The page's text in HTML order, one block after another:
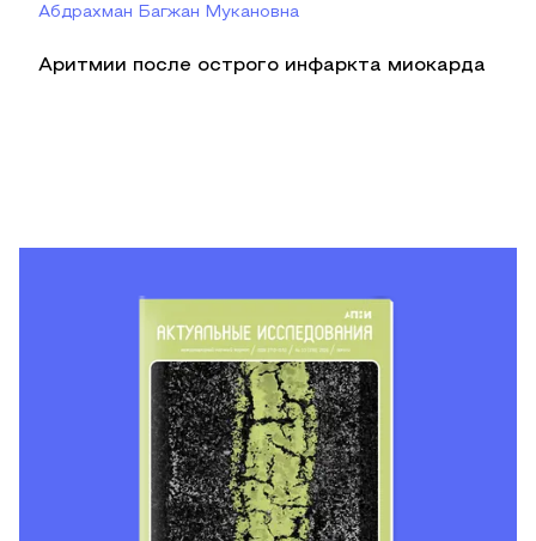
Абдрахман Багжан Мукановна
Аритмии после острого инфаркта миокарда